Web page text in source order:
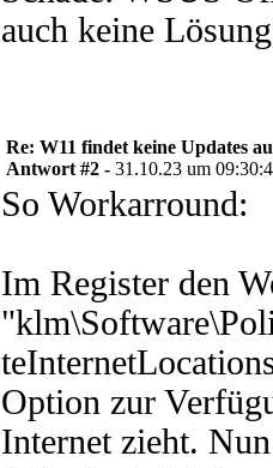
auch keine
Re: W11 findet keine Updates
Antwort #2 - 31.10.23 um
So Workarround:
Im Register den
Option zur
Internet zieht.